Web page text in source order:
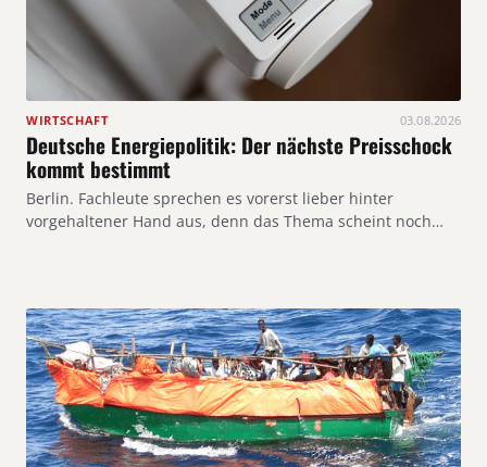
WIRTSCHAFT 03.08.2026
Deutsche Energiepolitik: Der nächste Preisschock
kommt bestimmt
Berlin. Fachleute sprechen es vorerst lieber hinter
vorgehaltener Hand aus, denn das Thema scheint noch…